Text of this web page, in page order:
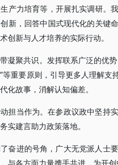
产力培育等，开展扎实调研。
新，回答中国式现代化的关键
创新与人才培养的实际行动。
凝聚共识。发挥联系广泛的优
等重要原则，引导更多人理解
化故事，消解认知偏差。
担当作为。在参政议政中坚持
实建言助力政策落地。
奋进的号角，广大无党派人士